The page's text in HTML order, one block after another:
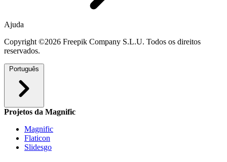
Ajuda
Copyright ©2026 Freepik Company S.L.U. Todos os direitos
reservados.
Português
Projetos da Magnific
Magnific
Flaticon
Slidesgo